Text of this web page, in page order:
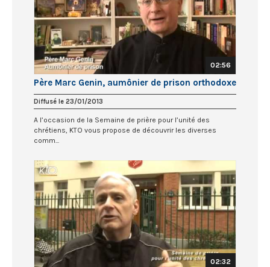
02:56
Père Marc Genin, aumônier de prison orthodoxe
Diffusé le 23/01/2013
A l’occasion de la Semaine de prière pour l’unité des
chrétiens, KTO vous propose de découvrir les diverses
comm...
02:32